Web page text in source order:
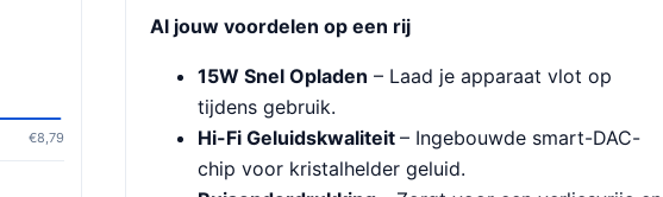
€8,79
Al jouw voordelen op een rij
15W Snel Opladen – Laad je apparaat vlot op
tijdens gebruik.
Hi-Fi Geluidskwaliteit – Ingebouwde smart-DAC-
chip voor kristalhelder geluid.